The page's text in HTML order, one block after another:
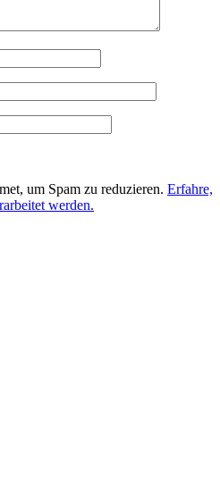
um Spam zu reduzieren. Erfahre,
werden.